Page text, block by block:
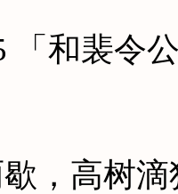
和裴令公
高树滴